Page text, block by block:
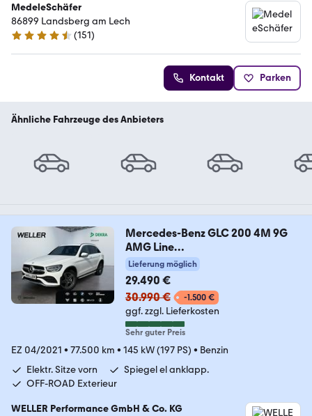
MedeleSchäfer
86899 Landsberg am Lech
4.7 Sterne
(151)
Kontakt Parken
Ähnliche Fahrzeuge des Anbieters
Mercedes-Benz GLC 200 4M 9G
AMG Line
*LED*Ambiente*Keyless*
Lieferung möglich
29.490 €
30.990 €
-1.500 €
ggf. zzgl. Lieferkosten
Sehr guter Preis
EZ 04/2021 • 77.500 km • 145 kW (197 PS) • Benzin
Elektr. Sitze vorn
Spiegel el anklapp.
OFF-ROAD Exterieur
WELLER Performance GmbH & Co. KG